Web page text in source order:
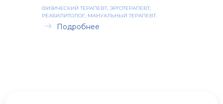
ФИЗИЧЕСКИЙ ТЕРАПЕВТ, ЭРГОТЕРАПЕВТ,
РЕАБИЛИТОЛОГ, МАНУАЛЬНЫЙ ТЕРАПЕВТ.
Подробнее